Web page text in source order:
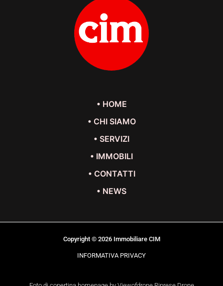
• HOME
• CHI SIAMO
• SERVIZI
• IMMOBILI
• CONTATTI
• NEWS
Copyright © 2026 Immobiliare CIM
INFORMATIVA PRIVACY